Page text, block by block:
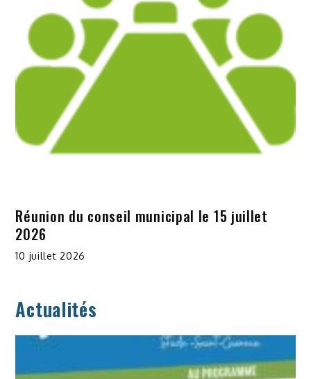
Réunion du conseil municipal le 15 juillet
2026
10 juillet 2026
Actualités